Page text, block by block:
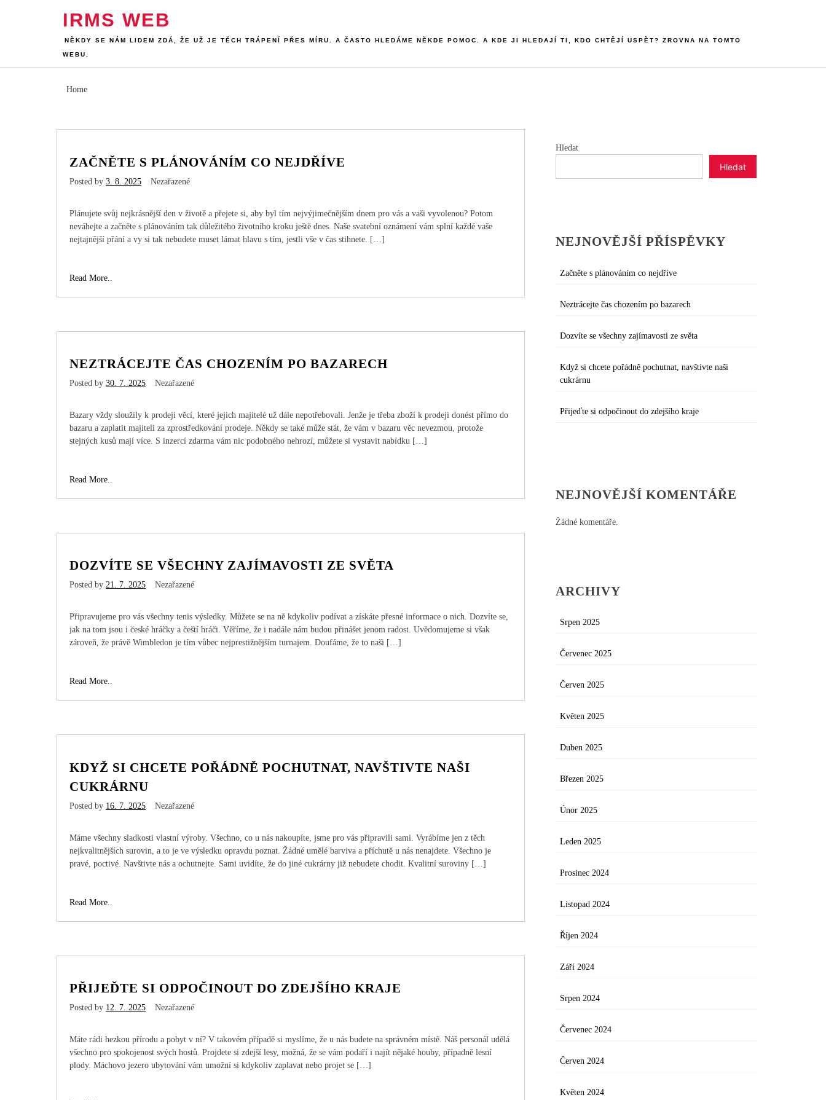
IRMS WEB
NĚKDY SE NÁM LIDEM ZDÁ, ŽE UŽ JE TĚCH TRÁPENÍ PŘES MÍRU. A ČASTO HLEDÁME NĚKDE POMOC. A KDE JI HLEDAJÍ TI, KDO CHTĚJÍ USPĚT? ZROVNA NA TOMTO
WEBU.
Home
ZAČNĚTE S PLÁNOVÁNÍM CO NEJDŘÍVE
Posted by 3. 8. 2025 Nezařazené
Plánujete svůj nejkrásnější den v životě a přejete si, aby byl tím nejvýjimečnějším dnem pro vás a vaši vyvolenou? Potom
neváhejte a začněte s plánováním tak důležitého životního kroku ještě dnes. Naše svatební oznámení vám splní každé vaše
nejtajnější přání a vy si tak nebudete muset lámat hlavu s tím, jestli vše v čas stihnete. […]
Read More..
NEZTRÁCEJTE ČAS CHOZENÍM PO BAZARECH
Posted by 30. 7. 2025 Nezařazené
Bazary vždy sloužily k prodeji věcí, které jejich majitelé už dále nepotřebovali. Jenže je třeba zboží k prodeji donést přímo do
bazaru a zaplatit majiteli za zprostředkování prodeje. Někdy se také může stát, že vám v bazaru věc nevezmou, protože
stejných kusů mají více. S inzercí zdarma vám nic podobného nehrozí, můžete si vystavit nabídku […]
Read More..
DOZVÍTE SE VŠECHNY ZAJÍMAVOSTI ZE SVĚTA
Posted by 21. 7. 2025 Nezařazené
Připravujeme pro vás všechny tenis výsledky. Můžete se na ně kdykoliv podívat a získáte přesné informace o nich. Dozvíte se,
jak na tom jsou i české hráčky a čeští hráči. Věříme, že i nadále nám budou přinášet jenom radost. Uvědomujeme si však
zároveň, že právě Wimbledon je tím vůbec nejprestižnějším turnajem. Doufáme, že to naši […]
Read More..
ze
KDYŽ SI CHCETE POŘÁDNĚ POCHUTNAT, NAVŠTIVTE NAŠI
CUKRÁRNU
Posted by 16. 7. 2025 Nezařazené
Máme všechny sladkosti vlastní výroby. Všechno, co u nás nakoupíte, jsme pro vás připravili sami. Vyrábíme jen z těch
nejkvalitnějších surovin, a to je ve výsledku opravdu poznat. Žádné umělé barviva a příchutě u nás nenajdete. Všechno je
pravé, poctivé. Navštivte nás a ochutnejte. Sami uvidíte, že do jiné cukrárny již nebudete chodit. Kvalitní suroviny […]
Read More..
cukrárnu
PŘIJEĎTE SI ODPOČINOUT DO ZDEJŠÍHO KRAJE
Posted by 12. 7. 2025 Nezařazené
Máte rádi hezkou přírodu a pobyt v ní? V takovém případě si myslíme, že u nás budete na správném místě. Náš personál udělá
všechno pro spokojenost svých hostů. Projdete si zdejší lesy, možná, že se vám podaří i najít nějaké houby, případně lesní
plody. Máchovo jezero ubytování vám umožní si kdykoliv zaplavat nebo projet se […]
Hledat
Hledat
NEJNOVĚJŠÍ PŘÍSPĚVKY
Začněte s plánováním co nejdříve
Neztrácejte čas chozením po bazarech
Dozvíte se všechny zajímavosti ze světa
Když si chcete pořádně pochutnat, navštivte naši
cukrárnu
Přijeďte si odpočinout do zdejšího kraje
NEJNOVĚJŠÍ KOMENTÁŘE
Žádné komentáře.
ARCHIVY
Srpen 2025
Červenec 2025
Červen 2025
Květen 2025
Duben 2025
Březen 2025
Únor 2025
Leden 2025
Prosinec 2024
Listopad 2024
Říjen 2024
Září 2024
Srpen 2024
Červenec 2024
Červen 2024
Květen 2024